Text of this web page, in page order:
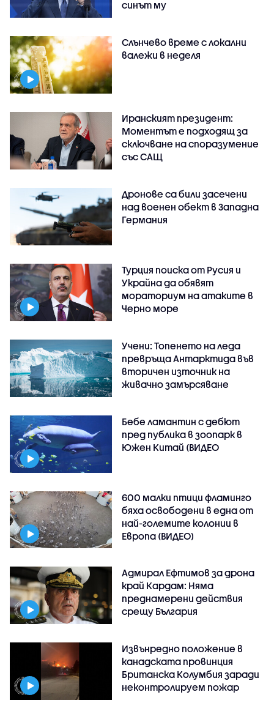
синът му
Слънчево време с локални
валежи в неделя
Иранският президент:
Моментът е подходящ за
сключване на споразумение
със САЩ
Дронове са били засечени
над военен обект в Западна
Германия
Турция поиска от Русия и
Украйна да обявят
мораториум на атаките в
Черно море
Учени: Топенето на леда
превръща Антарктида във
вторичен източник на
живачно замърсяване
Бебе ламантин с дебют
пред публика в зоопарк в
Южен Китай (ВИДЕО
600 малки птици фламинго
бяха освободени в една от
най-големите колонии в
Европа (ВИДЕО)
Адмирал Ефтимов за дрона
край Кардам: Няма
преднамерени действия
срещу България
Извънредно положение в
канадската провинция
Британска Колумбия заради
неконтролируем пожар